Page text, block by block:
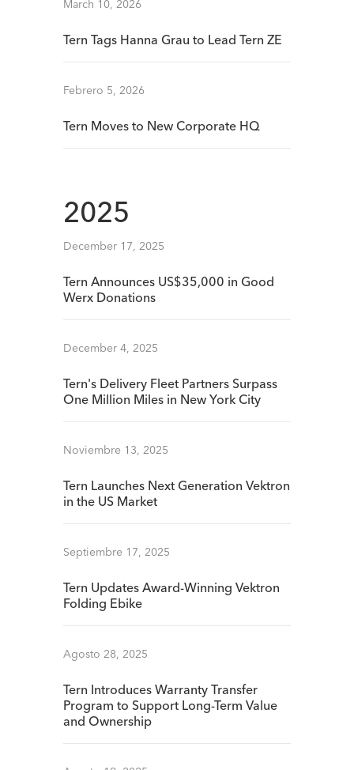
March 10, 2026
Tern Tags Hanna Grau to Lead Tern ZE
Febrero 5, 2026
Tern Moves to New Corporate HQ
2025
December 17, 2025
Tern Announces US$35,000 in Good
Werx Donations
December 4, 2025
Tern's Delivery Fleet Partners Surpass
One Million Miles in New York City
Noviembre 13, 2025
Tern Launches Next Generation Vektron
in the US Market
Septiembre 17, 2025
Tern Updates Award-Winning Vektron
Folding Ebike
Agosto 28, 2025
Tern Introduces Warranty Transfer
Program to Support Long-Term Value
and Ownership